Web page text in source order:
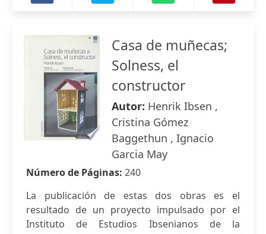
Casa de muñecas;
Solness, el
constructor
Autor: Henrik Ibsen ,
Cristina Gómez
Baggethun , Ignacio
Garcia May
Número de Páginas: 240
La publicación de estas dos obras es el
resultado de un proyecto impulsado por el
Instituto de Estudios Ibsenianos de la